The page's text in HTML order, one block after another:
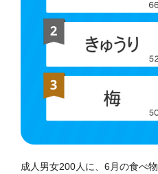
成人男女200人に、6月の食べ